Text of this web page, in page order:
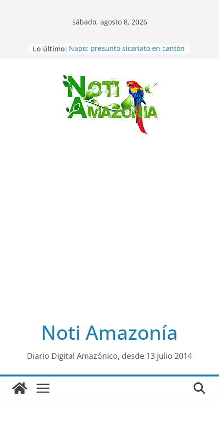
Saltar
al
sábado, agosto 8, 2026
Lo último: Napo: presunto sicariato en cantón
desaparecidos fueron encontrados
muertos en Puerto lopez
Sentencian a 34 años de prisión a
implicados en caso de Alison,
oriunda de Tena
Vozinha, el arquero sensación de
cabo Verde, ya llegó para
Noti Amazonía
Diario Digital Amazónico, desde 13 julio 2014